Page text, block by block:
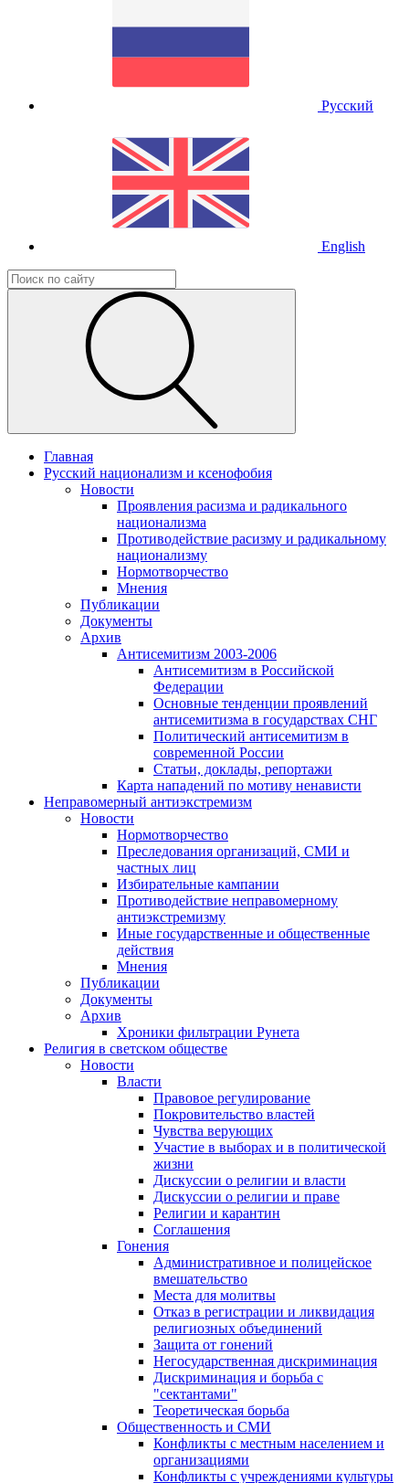
Русский
English
Главная
Русский национализм и ксенофобия
Новости
Проявления расизма и радикального
национализма
Противодействие расизму и радикальному
национализму
Нормотворчество
Мнения
Публикации
Документы
Архив
Антисемитизм 2003-2006
Антисемитизм в Российской
Федерации
Основные тенденции проявлений
антисемитизма в государствах СНГ
Политический антисемитизм в
современной России
Статьи, доклады, репортажи
Карта нападений по мотиву ненависти
Неправомерный антиэкстремизм
Новости
Нормотворчество
Преследования организаций, СМИ и
частных лиц
Избирательные кампании
Противодействие неправомерному
антиэкстремизму
Иные государственные и общественные
действия
Мнения
Публикации
Документы
Архив
Хроники фильтрации Рунета
Религия в светском обществе
Новости
Власти
Правовое регулирование
Покровительство властей
Чувства верующих
Участие в выборах и в политической
жизни
Дискуссии о религии и власти
Дискуссии о религии и праве
Религии и карантин
Соглашения
Гонения
Административное и полицейское
вмешательство
Места для молитвы
Отказ в регистрации и ликвидация
религиозных объединений
Защита от гонений
Негосударственная дискриминация
Дискриминация и борьба с
"сектантами"
Теоретическая борьба
Общественность и СМИ
Конфликты с местным населением и
организациями
Конфликты с учреждениями культуры